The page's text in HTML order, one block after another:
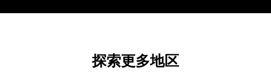
探索更多地区